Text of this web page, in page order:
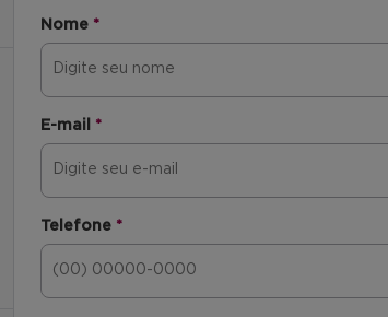
Nome *
E-mail *
Telefone *